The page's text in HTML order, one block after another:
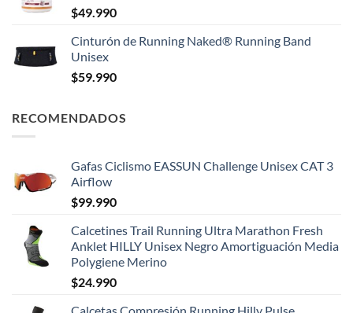
$49.990
Cinturón de Running Naked® Running Band
Unisex
$59.990
RECOMENDADOS
Gafas Ciclismo EASSUN Challenge Unisex CAT 3
Airflow
$99.990
Calcetines Trail Running Ultra Marathon Fresh
Anklet HILLY Unisex Negro Amortiguación Media
Polygiene Merino
$24.990